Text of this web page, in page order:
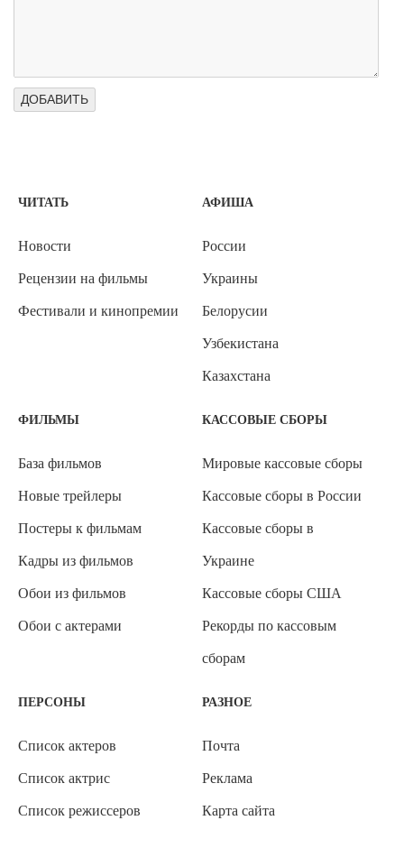
ЧИТАТЬ
Новости
Рецензии на фильмы
Фестивали и кинопремии
АФИША
России
Украины
Белорусии
Узбекистана
Казахстана
ФИЛЬМЫ
База фильмов
Новые трейлеры
Постеры к фильмам
Кадры из фильмов
Обои из фильмов
Обои с актерами
КАССОВЫЕ СБОРЫ
Мировые кассовые сборы
Кассовые сборы в России
Кассовые сборы в
Украине
Кассовые сборы США
Рекорды по кассовым
сборам
ПЕРСОНЫ
Список актеров
Список актрис
Список режиссеров
РАЗНОЕ
Почта
Реклама
Карта сайта